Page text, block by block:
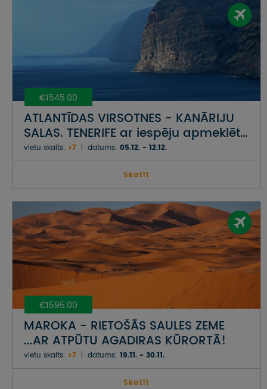
€1545.00
ATLANTĪDAS VIRSOTNES - KANĀRIJU
SALAS. TENERIFE ar iespēju apmeklēt
Grankanāriju
vietu skaits: >7 datums: 05.12. - 12.12.
Skatīt
€1595.00
MAROKA - RIETOŠĀS SAULES ZEME
...AR ATPŪTU AGADIRAS KŪRORTĀ!
vietu skaits: >7 datums: 19.11. - 30.11.
Skatīt